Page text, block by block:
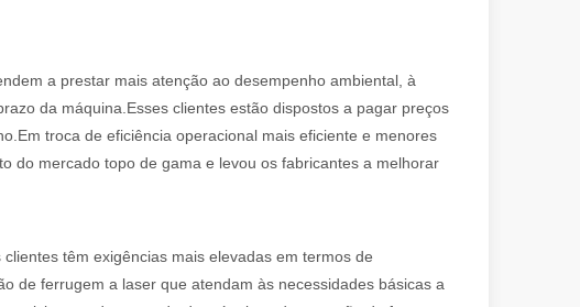
a prestar mais atenção ao desempenho ambiental, à
da máquina.Esses clientes estão dispostos a pagar preços
troca de eficiência operacional mais eficiente e menores
do mercado topo de gama e levou os fabricantes a melhorar
têm exigências mais elevadas em termos de
de ferrugem a laser que atendam às necessidades básicas a